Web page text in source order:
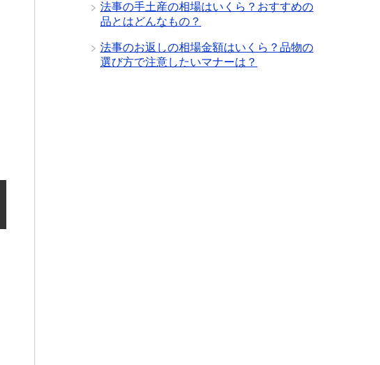
法事の手土産の相場はいくら？おすすめの
品とはどんなもの？
法事のお返しの相場金額はいくら？品物の
選び方で注意したいマナーは？